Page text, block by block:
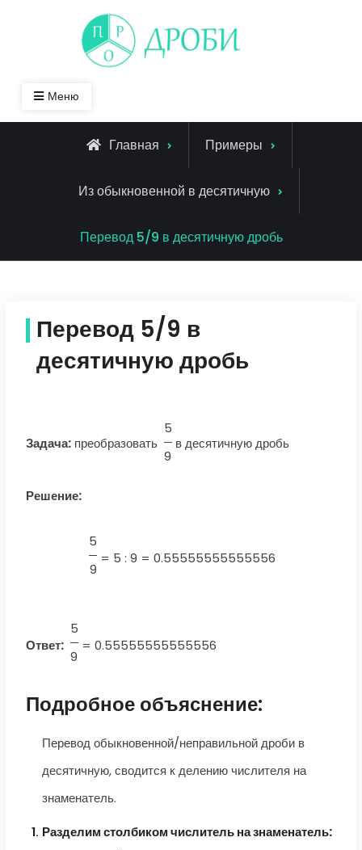
Меню
Главная Примеры
Из обыкновенной в десятичную
Перевод 5/9 в десятичную дробь
Перевод 5/9 в
десятичную дробь
Задача:преобразовать
5
9
в десятичную дробь
Решение:
5
9
= 5 : 9 = 0.55555555555556
Ответ:
5
9
= 0.55555555555556
Подробное объяснение:
Перевод обыкновенной/неправильной дроби в
десятичную, сводится к делению числителя на
знаменатель.
Разделим столбиком числитель на знаменатель: